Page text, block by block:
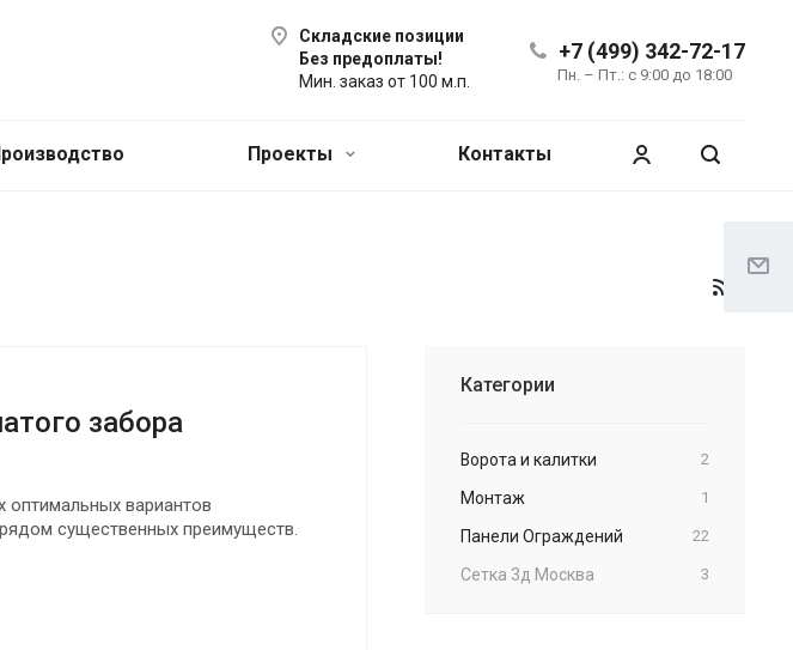
+7 (499) 342-72-17
Пн. – Пт.: с 9:00 до 18:00
Складские позиции
Без предоплаты!
Мин. заказ от 100 м.п.
Проекты Контакты
забора
вариантов
существенных преимуществ.
Категории
Ворота и калитки 2
Монтаж 1
Панели Ограждений 22
Сетка 3д Москва 3